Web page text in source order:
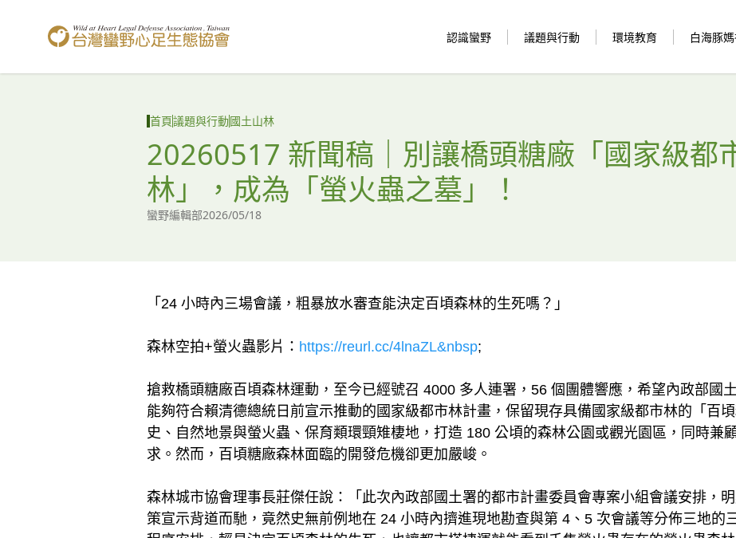
台灣蠻野心足生態協會
認識蠻野 議題與行動 環境教育 白海豚
首頁議題與行動國土山林
20260517 新聞稿｜別讓橋頭糖廠「國家級都
林」，成為「螢火蟲之墓」！
蠻野編輯部2026/05/18
「24 小時內三場會議，粗暴放水審查能決定百頃森林的生死嗎？」
森林空拍+螢火蟲影片： https://reurl.cc/4lnaZL&nbsp;
搶救橋頭糖廠百頃森林運動，至今已經號召 4000 多人連署，56 個團體響應，希望內政部國
能夠符合賴清德總統日前宣示推動的國家級都市林計畫，保留現存具備國家級都市林的「百
史、自然地景與螢火蟲、保育類環頸雉棲地，打造 180 公頃的森林公園或觀光園區，同時兼
求。然而，百頃糖廠森林面臨的開發危機卻更加嚴峻。
森林城市協會理事長莊傑任說：「此次內政部國土署的都市計畫委員會專案小組會議安排，
策宣示背道而馳，竟然史無前例地在 24 小時內擠進現地勘查與第 4、5 次會議等分佈三地的